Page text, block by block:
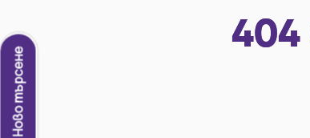
Ново търсене
404